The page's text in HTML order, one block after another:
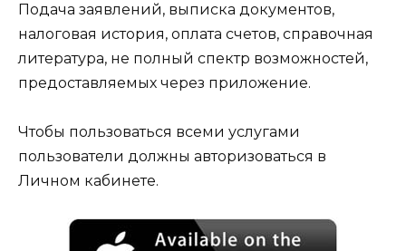
Подача заявлений, выписка документов,
налоговая история, оплата счетов, справочная
литература, не полный спектр возможностей,
предоставляемых через приложение.
Чтобы пользоваться всеми услугами
пользователи должны авторизоваться в
Личном кабинете.